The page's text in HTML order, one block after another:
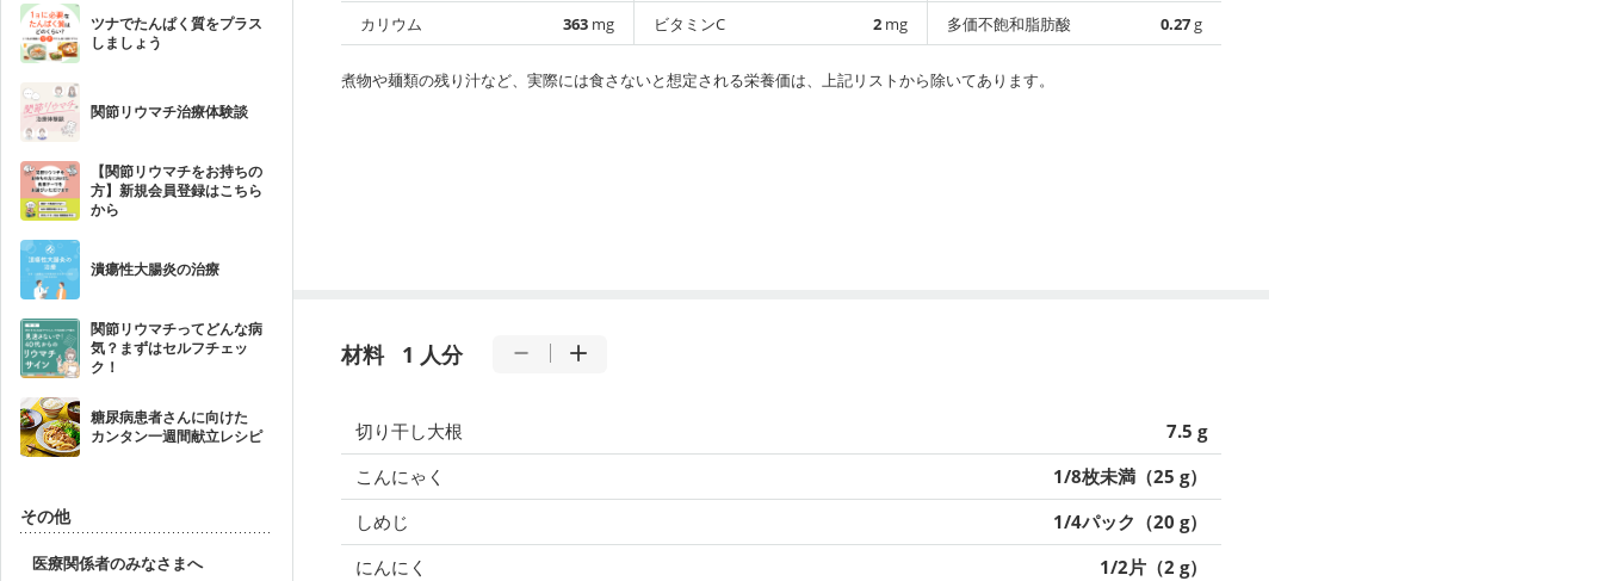
ツナでたんぱく質をプラス
しましょう
関節リウマチ治療体験談
【関節リウマチをお持ちの
方】新規会員登録はこちら
から
潰瘍性大腸炎の治療
関節リウマチってどんな病
気？まずはセルフチェッ
ク！
糖尿病患者さんに向けた
カンタン一週間献立レシピ
その他
医療関係者のみなさまへ
カリウム
363 mg
ビタミンC
2 mg
多価不飽和脂肪酸
0.27g
煮物や麺類の残り汁など、実際には食さないと想定される栄養価は、上記リストから除いてあります。
材料 1 人分
切り干し大根
7.5 g
こんにゃく
1/8枚未満（25 g）
しめじ
1/4パック（20 g）
にんにく
1/2片（2 g）